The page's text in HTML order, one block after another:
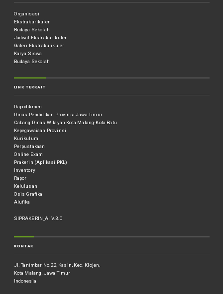
Organisasi
Ekstrakurikuler
Budaya Sekolah
Jadwal Ekstrakurikuler
Galeri Ekstrakulikuler
Karya Siswa
Budaya Sekolah
LINK TERKAIT
Dapodikmen
Dinas Pendidikan Provinsi Jawa Timur
Cabang Dinas Wilayah Kota Malang-Kota Batu
Kepegawaiaan Provinsi
Kurikulum
Perpustakaan
Online Exam
Prakerin (Aplikasi PKL)
Inventory
Rapor
Kelulusan
Osis Grafika
Alufika
SIPRAKERIN_AI V.3.0
KONTAK
Jl. Tanimbar No.22, Kasin, Kec. Klojen,
Kota Malang, Jawa Timur
Indonesia